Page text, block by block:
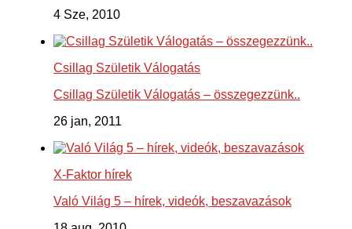
4 Sze, 2010
Csillag Születik Válogatás
Csillag Születik Válogatás – összegezzünk..
26 jan, 2011
X-Faktor hírek
Való Világ 5 – hírek, videók, beszavazások